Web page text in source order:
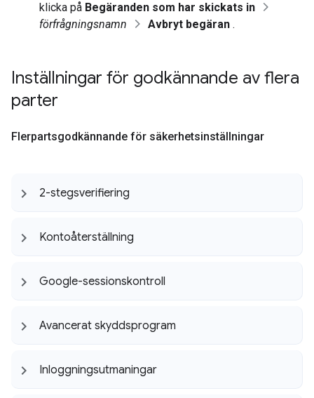
klicka på Begäranden som har skickats in
förfrågningsnamn
Avbryt begäran .
Inställningar för godkännande av flera
parter
Flerpartsgodkännande för säkerhetsinställningar
2-stegsverifiering
Kontoåterställning
Google-sessionskontroll
Avancerat skyddsprogram
Inloggningsutmaningar